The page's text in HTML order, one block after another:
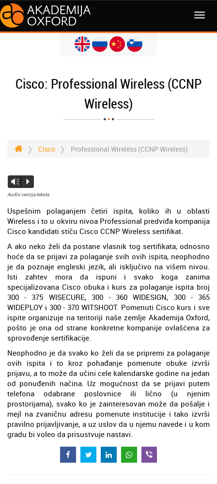
Cisco: Professional Wireless (CCNP
Wireless)
Cisco Professional Wireless (CCNP Wireless)
Vm
P
Audio verzija teksta
Uspešnim polaganjem četiri ispita, koliko ih u oblasti
Wireless i to u okviru nivoa Professional predviđa kompanija
Cisco kandidati stiču Cisco CCNP Wireless sertifikat.
A ako neko želi da postane vlasnik tog sertifikata, odnosno
hoće da se prijavi za polaganje svih ovih ispita, neophodno
je da poznaje engleski jezik, ali isključivo na višem nivou.
Isti zahtev mora da ispuni i svako koga zanima
specijalizovana Cisco obuka i kurs za polaganje ispita broj
300 - 375 WISECURE, 300 - 360 WIDESIGN, 300 - 365
WIDEPLOY i 300 - 370 WITSHOOT. Pomenuti Cisco kurs i sve
ispite organizuje na teritoriji naše zemlje Akademija Oxford,
pošto je ona od strane konkretne kompanije ovlašćena za
sprovođenje sertifikacije.
Neophodno je da svako ko želi da se pripremi za polaganje
ovih ispita i to kroz pohađanje pomenute obuke izvrši
prijavu, a to može da učini cele kalendarske godine na jedan
od ponuđenih načina. Uz mogućnost da se prijavi putem
telefona odabrane poslovnice ili lično (u njenim
prostorijama), svako ko je zainteresovan može da pošalje i
mejl na zvaničnu adresu pomenute institucije i tako izvrši
pravilno prijavljivanje, a uz uslov da u njemu navede i u kom
gradu bi voleo da prisustvuje nastavi.